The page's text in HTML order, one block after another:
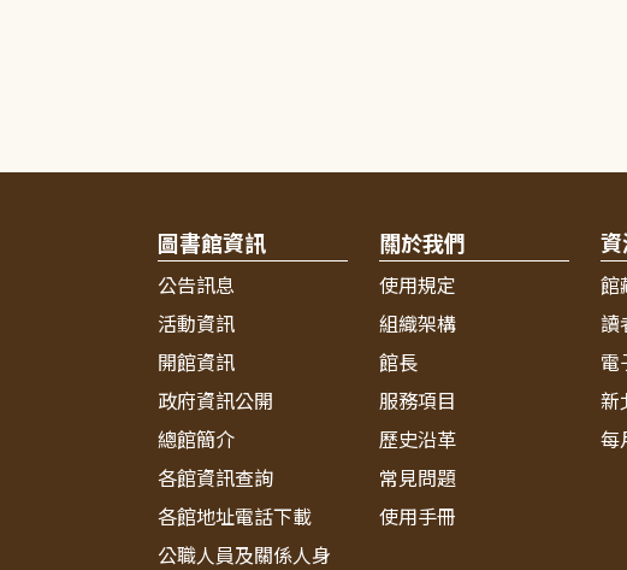
圖書館資訊
公告訊息
活動資訊
開館資訊
政府資訊公開
總館簡介
各館資訊查詢
各館地址電話下載
公職人員及關係人身
關於我們
使用規定
組織架構
館長
服務項目
歷史沿革
常見問題
使用手冊
資
館
讀
電
新
每